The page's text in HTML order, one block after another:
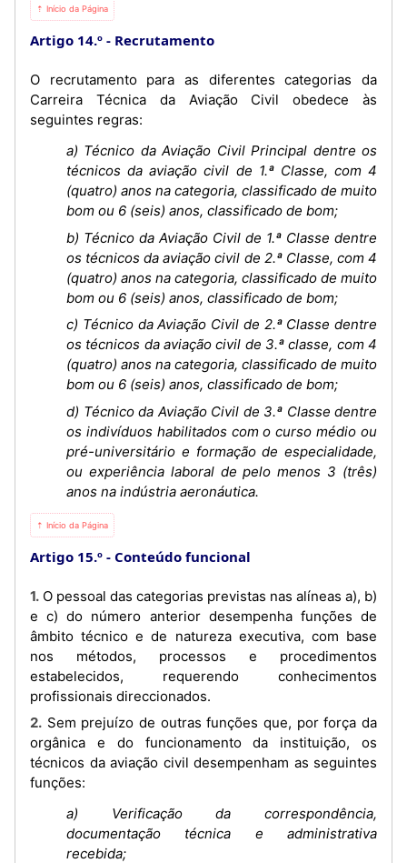
⇡ Início da Página
Artigo 14.º Recrutamento
O recrutamento para as diferentes categorias da
Carreira Técnica da Aviação Civil obedece às
seguintes regras:
a) Técnico da Aviação Civil Principal dentre os
técnicos da aviação civil de 1.ª Classe, com 4
(quatro) anos na categoria, classificado de muito
bom ou 6 (seis) anos, classificado de bom;
b) Técnico da Aviação Civil de 1.ª Classe dentre
os técnicos da aviação civil de 2.ª Classe, com 4
(quatro) anos na categoria, classificado de muito
bom ou 6 (seis) anos, classificado de bom;
c) Técnico da Aviação Civil de 2.ª Classe dentre
os técnicos da aviação civil de 3.ª classe, com 4
(quatro) anos na categoria, classificado de muito
bom ou 6 (seis) anos, classificado de bom;
d) Técnico da Aviação Civil de 3.ª Classe dentre
os indivíduos habilitados com o curso médio ou
pré-universitário e formação de especialidade,
ou experiência laboral de pelo menos 3 (três)
anos na indústria aeronáutica.
⇡ Início da Página
Artigo 15.º Conteúdo funcional
1. O pessoal das categorias previstas nas alíneas a), b)
e c) do número anterior desempenha funções de
âmbito técnico e de natureza executiva, com base
nos métodos, processos e procedimentos
estabelecidos, requerendo conhecimentos
profissionais direccionados.
2. Sem prejuízo de outras funções que, por força da
orgânica e do funcionamento da instituição, os
técnicos da aviação civil desempenham as seguintes
funções:
a) Verificação da correspondência,
documentação técnica e administrativa
recebida;